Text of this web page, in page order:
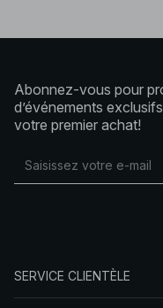
Abonnez-vous pour
d’événements
votre premier achat!
SERVICE CLIENTÈLE